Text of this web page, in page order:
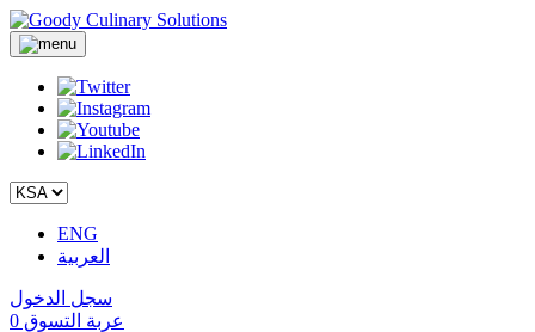
ENG
العربية
سجل الدخول
عربة التسوق 0